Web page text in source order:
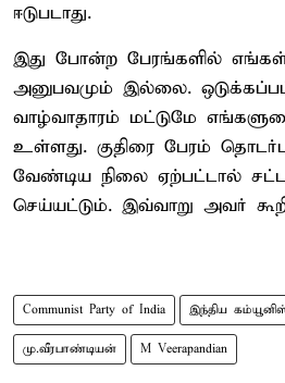
ஈடுபடாது.
இது போன்ற பேரங்களில் எங்கள்
அனுபவமும் இல்லை.
வாழ்வாதாரம் மட்டுமே
உள்ளது. குதிரை பேரம்
வேண்டிய நிலை ஏற்பட்டால்
செய்யட்டும். இவ்வாறு அவர்
Communist Party of India இந்திய
மு.வீரபாண்டியன் M Veerapandian